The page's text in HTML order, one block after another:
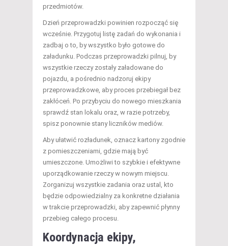
przedmiotów.
Dzień przeprowadzki powinien rozpocząć się
wcześnie. Przygotuj listę zadań do wykonania i
zadbaj o to, by wszystko było gotowe do
załadunku. Podczas przeprowadzki pilnuj, by
wszystkie rzeczy zostały załadowane do
pojazdu, a pośrednio nadzoruj ekipy
przeprowadzkowe, aby proces przebiegał bez
zakłóceń. Po przybyciu do nowego mieszkania
sprawdź stan lokalu oraz, w razie potrzeby,
spisz ponownie stany liczników mediów.
Aby ułatwić rozładunek, oznacz kartony zgodnie
z pomieszczeniami, gdzie mają być
umieszczone. Umożliwi to szybkie i efektywne
uporządkowanie rzeczy w nowym miejscu.
Zorganizuj wszystkie zadania oraz ustal, kto
będzie odpowiedzialny za konkretne działania
w trakcie przeprowadzki, aby zapewnić płynny
przebieg całego procesu.
Koordynacja ekipy,